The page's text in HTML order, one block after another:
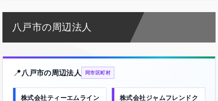
八戸市の周辺法人
📍 八戸市の周辺法人 同市区町村
株式会社ティーエムライン
株式会社ジャムフレンドク